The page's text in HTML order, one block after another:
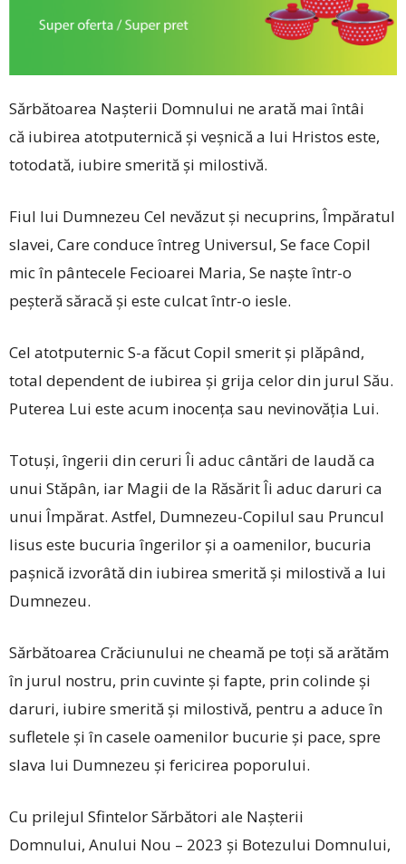
Sărbătoarea Nașterii Domnului ne arată mai întâi
că iubirea atotputernică și veșnică a lui Hristos este,
totodată, iubire smerită și milostivă.
Fiul lui Dumnezeu Cel nevăzut și necuprins, Împăratul
slavei, Care conduce întreg Universul, Se face Copil
mic în pântecele Fecioarei Maria, Se naște într-o
peșteră săracă și este culcat într-o iesle.
Cel atotputernic S-a făcut Copil smerit și plăpând,
total dependent de iubirea și grija celor din jurul Său.
Puterea Lui este acum inocența sau nevinovăția Lui.
Totuși, îngerii din ceruri Îi aduc cântări de laudă ca
unui Stăpân, iar Magii de la Răsărit Îi aduc daruri ca
unui Împărat. Astfel, Dumnezeu-Copilul sau Pruncul
Iisus este bucuria îngerilor și a oamenilor, bucuria
pașnică izvorâtă din iubirea smerită și milostivă a lui
Dumnezeu.
Sărbătoarea Crăciunului ne cheamă pe toți să arătăm
în jurul nostru, prin cuvinte și fapte, prin colinde și
daruri, iubire smerită și milostivă, pentru a aduce în
sufletele și în casele oamenilor bucurie și pace, spre
slava lui Dumnezeu și fericirea poporului.
Cu prilejul Sfintelor Sărbători ale Nașterii
Domnului, Anului Nou – 2023 și Botezului Domnului,